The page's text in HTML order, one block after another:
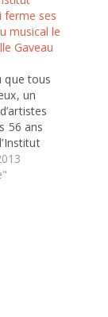
ferme ses
musical le
Gaveau
que tous
un
56 ans
fait vivre